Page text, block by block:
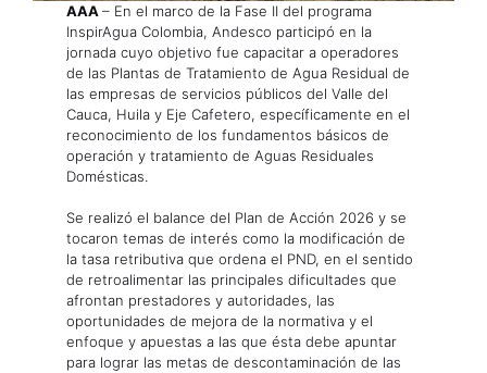
AAA– En el marco de la Fase II del programa
InspirAgua Colombia, Andesco participó en la
jornada cuyo objetivo fue capacitar a operadores
de las Plantas de Tratamiento de Agua Residual de
las empresas de servicios públicos del Valle del
Cauca, Huila y Eje Cafetero, específicamente en el
reconocimiento de los fundamentos básicos de
operación y tratamiento de Aguas Residuales
Domésticas.
Se realizó el balance del Plan de Acción 2026 y se
tocaron temas de interés como la modificación de
la tasa retributiva que ordena el PND, en el sentido
de retroalimentar las principales dificultades que
afrontan prestadores y autoridades, las
oportunidades de mejora de la normativa y el
enfoque y apuestas a las que ésta debe apuntar
para lograr las metas de descontaminación de las